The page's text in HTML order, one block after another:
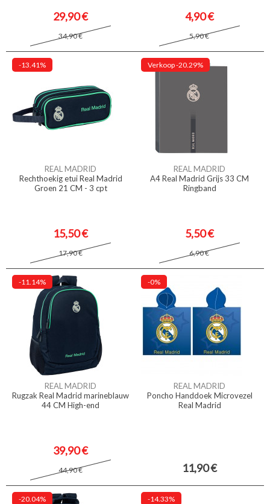
29,90 €
34,90 €
4,90 €
5,90 €
-13.41%
REAL MADRID
Rechthoekig etui Real Madrid
Groen 21 CM - 3 cpt
15,50 €
17,90 €
Verkoop-20.29%
REAL MADRID
A4 Real Madrid Grijs 33 CM
Ringband
5,50 €
6,90 €
-11.14%
REAL MADRID
Rugzak Real Madrid marineblauw
44 CM High-end
39,90 €
44,90 €
-0%
REAL MADRID
Poncho Handdoek Microvezel
Real Madrid
11,90 €
-20.04% -14.33%